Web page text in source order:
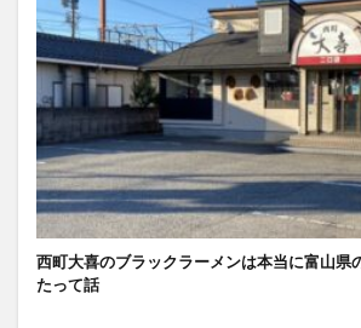
西町大喜のブラックラーメンは本当に富山県
たって話